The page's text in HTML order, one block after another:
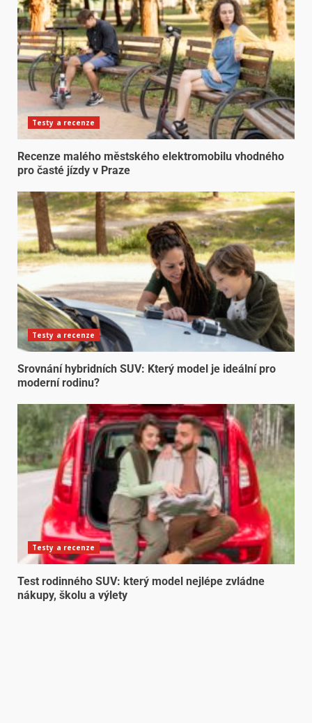
Testy a recenze
Recenze malého městského elektromobilu vhodného
pro časté jízdy v Praze
Testy a recenze
Srovnání hybridních SUV: Který model je ideální pro
moderní rodinu?
Testy a recenze
Test rodinného SUV: který model nejlépe zvládne
nákupy, školu a výlety